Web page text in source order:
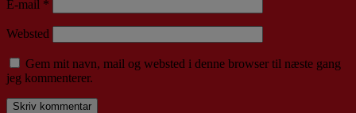
E-mail *
Websted
Gem mit navn, mail og websted i denne browser til næste gang
jeg kommenterer.